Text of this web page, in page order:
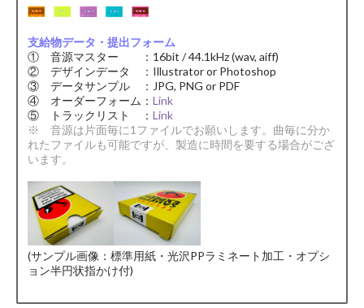
支給物データ・提出フォーム
① 音源マスター ：16bit / 44.1kHz (wav, aiff)
② デザインデータ ：Illustrator or Photoshop
③ データサンプル ：JPG, PNG or PDF
④ オーダーフォーム： Link
⑤ トラックリスト ： Link
※ 音源は片面毎に1ファイルでお願いします。曲毎に分か
れたファイルも可能ですが、製造に時間を要する場合がござ
います。
(サンプル画像：標準用紙・光沢PPラミネート加工・オプシ
ョン半円状指かけ付)